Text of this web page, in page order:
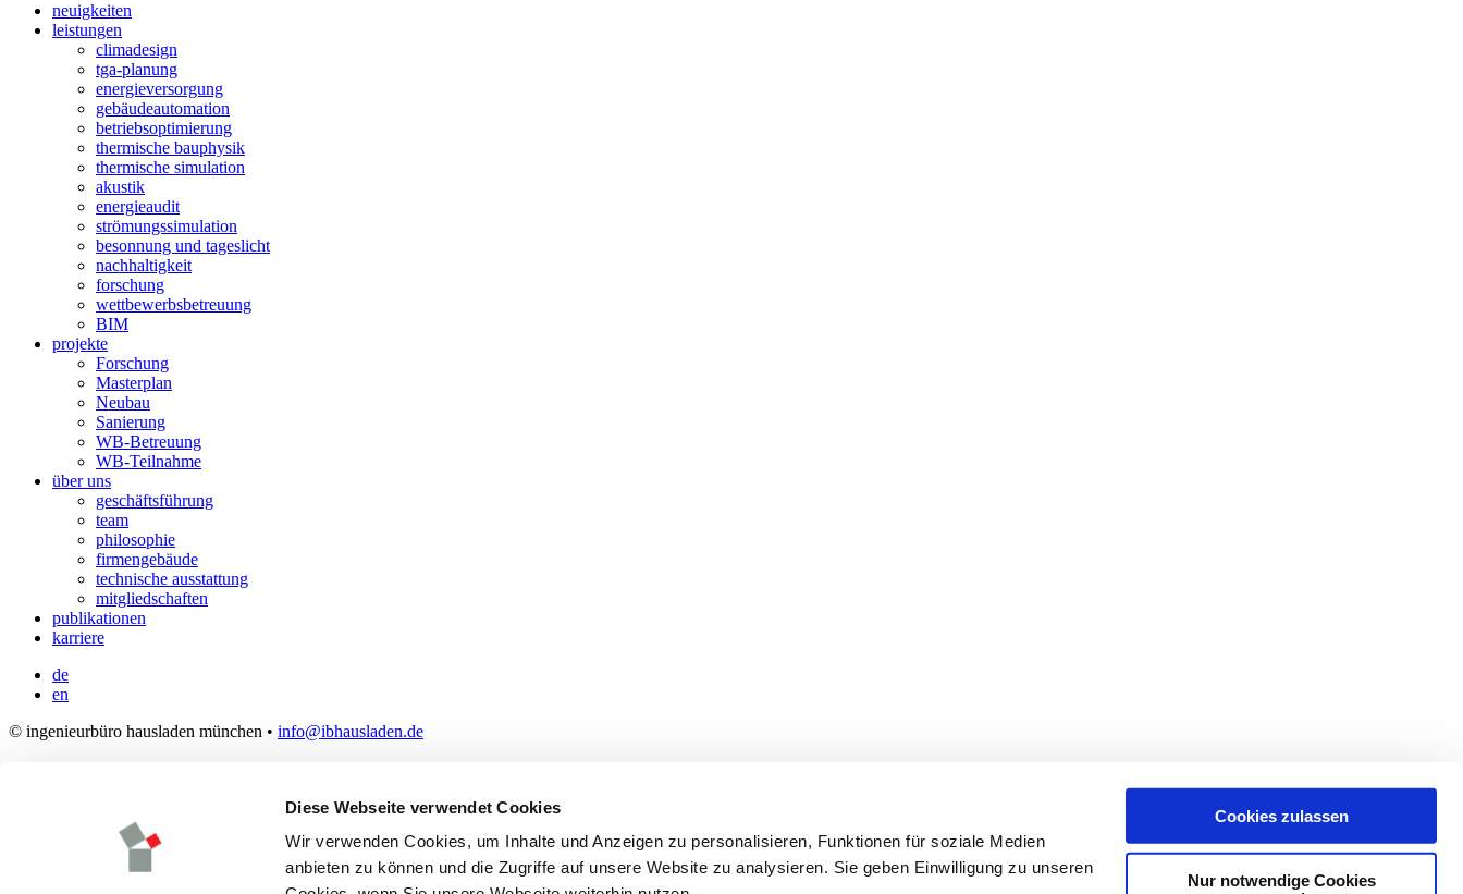
Diese Webseite verwendet Cookies
Wir verwenden Cookies, um Inhalte und Anzeigen zu personalisieren, Funktionen für soziale Medien
anbieten zu können und die Zugriffe auf unsere Website zu analysieren. Sie geben Einwilligung zu unseren
Cookies zulassen
Nur notwendige Cookies
neuigkeiten
leistungen
climadesign
tga-planung
energieversorgung
gebäudeautomation
betriebsoptimierung
thermische bauphysik
thermische simulation
akustik
energieaudit
strömungssimulation
besonnung und tageslicht
nachhaltigkeit
forschung
wettbewerbsbetreuung
BIM
projekte
Forschung
Masterplan
Neubau
Sanierung
WB-Betreuung
WB-Teilnahme
über uns
geschäftsführung
team
philosophie
firmengebäude
technische ausstattung
mitgliedschaften
publikationen
karriere
de
en
© ingenieurbüro hausladen münchen • info@ibhausladen.de